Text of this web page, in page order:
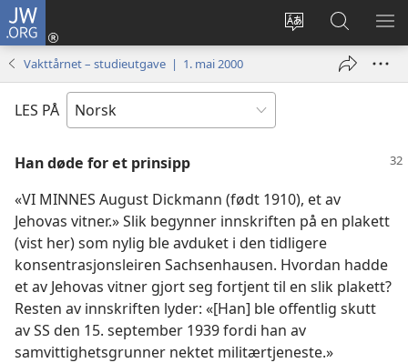
JW.ORG
Endre
Logg
inn
vindu)
Søk
på
JW.ORG
VIS
Vakttårnet – studieutgave | 1. mai 2000
LES PÅ
Han døde for et prinsipp
«VI MINNES August Dickmann (født 1910), et av
Jehovas vitner.» Slik begynner innskriften på en plakett
(vist her) som nylig ble avduket i den tidligere
konsentrasjonsleiren Sachsenhausen. Hvordan hadde
et av Jehovas vitner gjort seg fortjent til en slik plakett?
Resten av innskriften lyder: «[Han] ble offentlig skutt
av SS den 15. september 1939 fordi han av
samvittighetsgrunner nektet militærtjeneste.»